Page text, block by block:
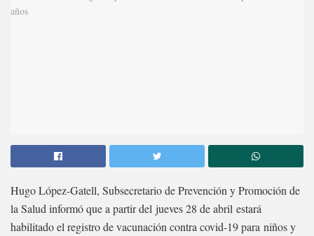
Hugo López-Gatell, Subsecretario de Prevención y Promoción de
la Salud informó que a partir del jueves 28 de abril estará
habilitado el registro de vacunación contra covid-19 para niños y